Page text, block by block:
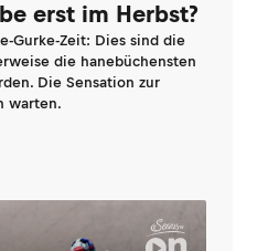
erst im Herbst?
Gurke-Zeit: Dies sind die
die hanebüchensten
Die Sensation zur
warten.